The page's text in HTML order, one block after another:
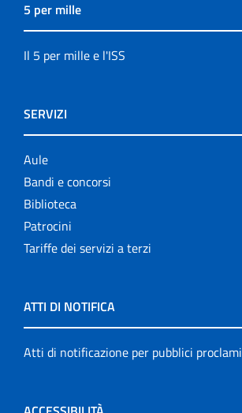
5 per mille
Il 5 per mille e l'ISS
SERVIZI
Aule
Bandi e concorsi
Biblioteca
Patrocini
Tariffe dei servizi a terzi
ATTI DI NOTIFICA
Atti di notificazione per pubblici proclami